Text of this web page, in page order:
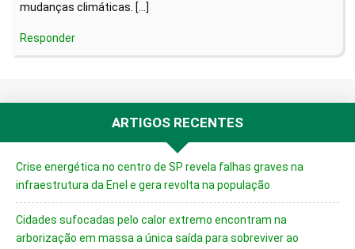
mudanças climáticas. […]
Responder
ARTIGOS RECENTES
Crise energética no centro de SP revela falhas graves na
infraestrutura da Enel e gera revolta na população
Cidades sufocadas pelo calor extremo encontram na
arborização em massa a única saída para sobreviver ao